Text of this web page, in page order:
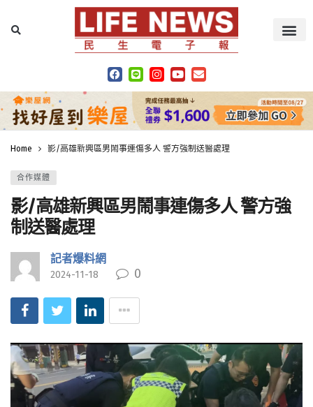
Home 影/高雄新興區男鬧事連傷多人 警方強制送醫處理
合作媒體
影/高雄新興區男鬧事連傷多人 警方強
制送醫處理
記者爆料網
2024-11-18 0